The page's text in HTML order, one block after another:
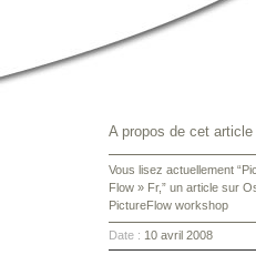
A propos de cet article
Vous lisez actuellement
Flow » Fr,” un article sur
PictureFlow workshop
Date : 10 avril 2008